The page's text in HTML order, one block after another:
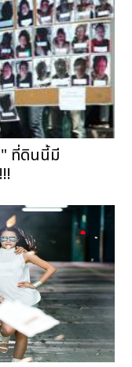
ที่ดินนี้มี